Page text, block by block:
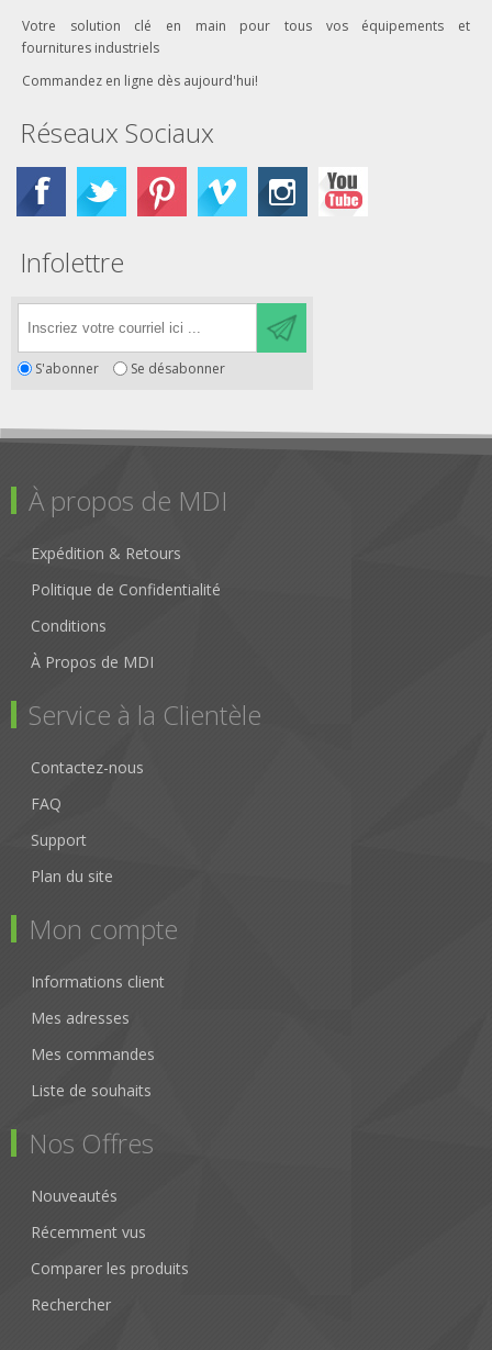
Votre solution clé en main pour tous vos équipements et
fournitures industriels
Commandez en ligne dès aujourd'hui!
Réseaux Sociaux
Infolettre
S'abonner Se désabonner
À propos de MDI
Expédition & Retours
Politique de Confidentialité
Conditions
À Propos de MDI
Service à la Clientèle
Contactez-nous
FAQ
Support
Plan du site
Mon compte
Informations client
Mes adresses
Mes commandes
Liste de souhaits
Nos Offres
Nouveautés
Récemment vus
Comparer les produits
Rechercher